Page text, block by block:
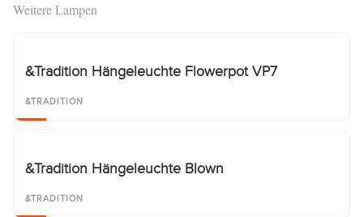
Weitere Lampen
&Tradition Hängeleuchte Flowerpot VP7
&TRADITION
&Tradition Hängeleuchte Blown
&TRADITION